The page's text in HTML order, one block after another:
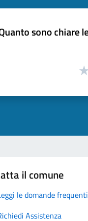
sono chiare
il comune
le domande frequenti
Assistenza